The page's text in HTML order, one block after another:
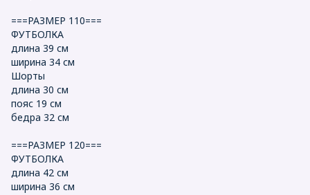
===РАЗМЕР 110===
ФУТБОЛКА
длина 39 см
ширина 34 см
Шорты
длина 30 см
пояс 19 см
бедра 32 см
===РАЗМЕР 120===
ФУТБОЛКА
длина 42 см
ширина 36 см